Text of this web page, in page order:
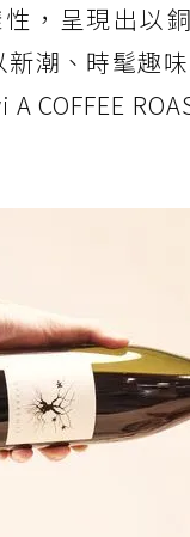
，呈現出以
潮、時髦趣
COFFEE